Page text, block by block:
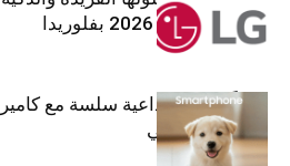
معرض (KBIS) 2026 بفلوريدا
قريباً: تجربة إبداعية سلسة مع
أجهزة جالاكسي